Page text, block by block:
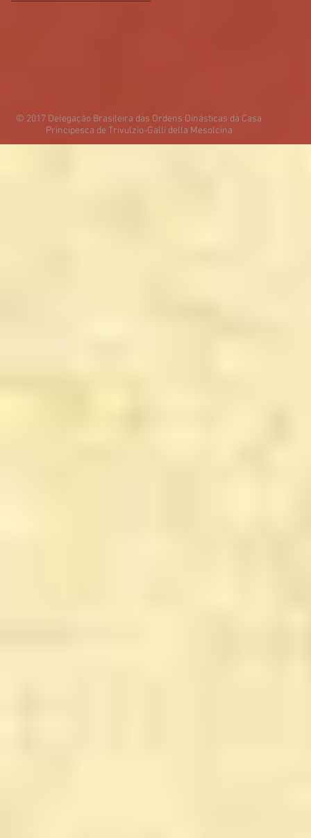
© 2017 Delegação Brasileira das Ordens Dinásticas da Casa
Principesca de Trivulzio-Galli della Mesolcina